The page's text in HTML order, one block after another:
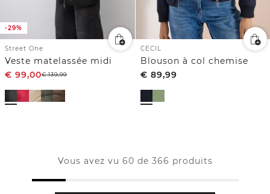
-29%
Street One
Veste matelassée midi
€ 99,00€139,99
CECIL
Blouson à col chemise
€ 89,99
Vous avez vu 60 de 366 produits